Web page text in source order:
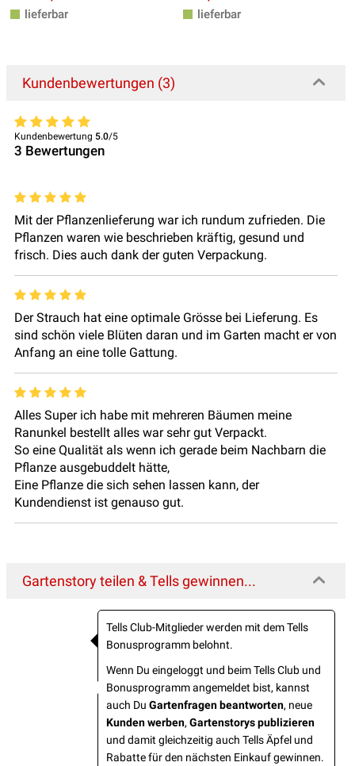
lieferbar
lieferbar
Kundenbewertungen (3)
Kundenbewertung 5.0/5
3 Bewertungen
Mit der Pflanzenlieferung war ich rundum zufrieden. Die
Pflanzen waren wie beschrieben kräftig, gesund und
frisch. Dies auch dank der guten Verpackung.
Der Strauch hat eine optimale Grösse bei Lieferung. Es
sind schön viele Blüten daran und im Garten macht er von
Anfang an eine tolle Gattung.
Alles Super ich habe mit mehreren Bäumen meine
Ranunkel bestellt alles war sehr gut Verpackt.
So eine Qualität als wenn ich gerade beim Nachbarn die
Pflanze ausgebuddelt hätte,
Eine Pflanze die sich sehen lassen kann, der
Kundendienst ist genauso gut.
Gartenstory teilen & Tells gewinnen...
Tells Club-Mitglieder werden mit dem Tells
Bonusprogramm belohnt.
Wenn Du eingeloggt und beim Tells Club und
Bonusprogramm angemeldet bist, kannst
auch Du Gartenfragen beantworten, neue
Kunden werben, Gartenstorys publizieren
und damit gleichzeitig auch Tells Äpfel und
Rabatte für den nächsten Einkauf gewinnen.